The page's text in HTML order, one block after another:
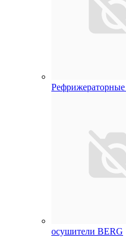
осушители BERG